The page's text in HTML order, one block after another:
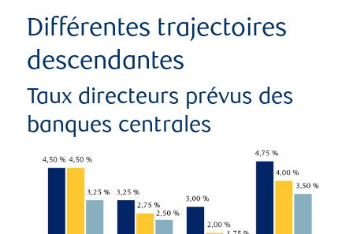
Différentes trajectoires
descendantes
Taux directeurs prévus des
banques centrales